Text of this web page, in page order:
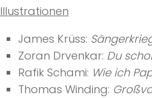
Illustrationen
James Krüss:
Zoran Drvenkar: Du
Rafik Schami: Wie ich
Thomas Winding: